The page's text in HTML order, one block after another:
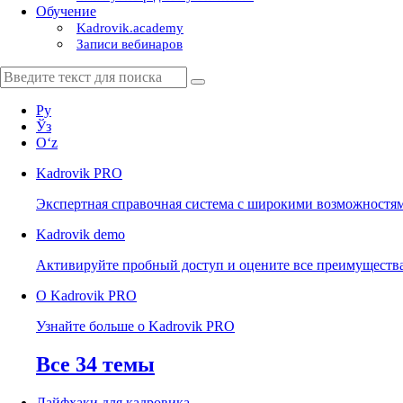
Обучение
Kadrovik.academy
Записи вебинаров
Ру
Ўз
Oʻz
Kadrovik PRO
Экспертная справочная система с широкими
Kadrovik demo
Активируйте пробный доступ и оцените все
О Kadrovik PRO
Узнайте больше о Kadrovik PRO
Все 34 темы